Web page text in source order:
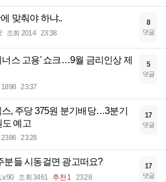
맞춰야 하냐..
조회 2014 23:38
8
댓글
너스 고용' 쇼크…9월 금리인상 제
1898 23:37
5
댓글
, 주당 375원 분기배당…3분기
예고
2386 23:28
17
댓글
분들 시동걸면 광고떠요?
Lv.90 조회 3461 추천 1 23:28
17
댓글